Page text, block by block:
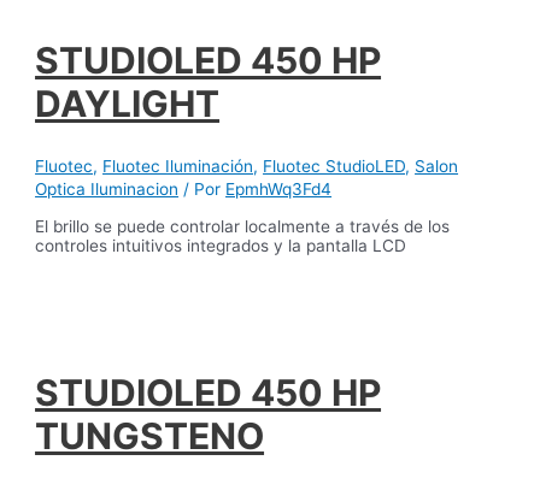
STUDIOLED 450 HP
DAYLIGHT
Fluotec, Fluotec Iluminación, Fluotec StudioLED, Salon
Optica Iluminacion / Por EpmhWq3Fd4
El brillo se puede controlar localmente a través de los
controles intuitivos integrados y la pantalla LCD
STUDIOLED 450 HP
TUNGSTENO